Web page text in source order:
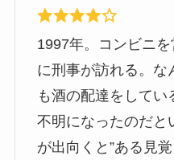
1997年。コンビニ
に刑事が訪れる。な
も酒の配達をして
不明になったのだと
が出向くと”ある見